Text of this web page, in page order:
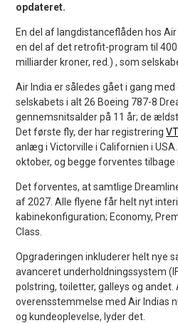
opdateret.
En del af langdistanceflåden hos
en del af det retrofit-program til
milliarder kroner, red.) , som
Air India er således gået i gang
selskabets i alt 26 Boeing 787-8
gennemsnitsalder på 11 år; de
Det første fly, der har registrering
anlæg i Victorville i Californien i
oktober, og begge forventes tilbage
Det forventes, at samtlige
af 2027. Alle flyene får helt nyt
kabinekonfiguration; Economy,
Class.
Opgraderingen inkluderer helt nye
avanceret underholdningssystem
polstring, toiletter, galleys og andet.
overensstemmelse med Air Indias
og kundeoplevelse, lyder det.